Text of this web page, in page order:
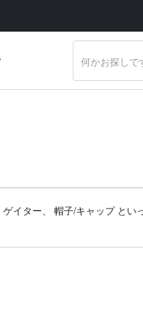
ゲイター 帽子/キャップとい